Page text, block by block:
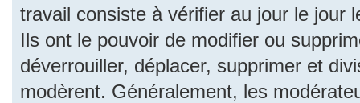
travail consiste à vérifier au jour le jour
Ils ont le pouvoir de modifier ou
déverrouiller, déplacer, supprimer et
modèrent. Généralement, les